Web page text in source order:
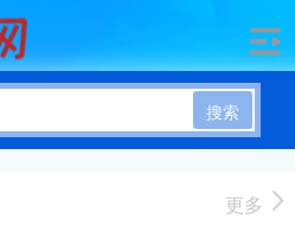
搜索
更多